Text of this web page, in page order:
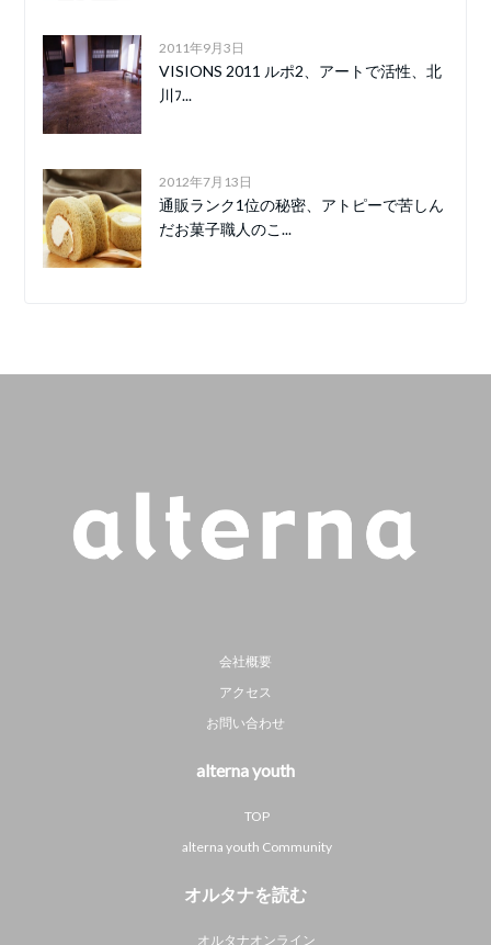
2011年9月3日
VISIONS 2011 ルポ2、アートで活性、北
川ﾌ...
2012年7月13日
通販ランク1位の秘密、アトピーで苦しん
だお菓子職人のこ...
会社概要
アクセス
お問い合わせ
alterna youth
TOP
alterna youth Community
オルタナを読む
オルタナオンライン